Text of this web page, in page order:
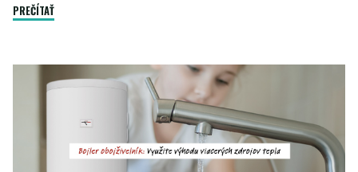
PREČÍTAŤ"Prečo
okná"